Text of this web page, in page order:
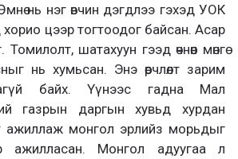
нь нэг өвчин дэгдлээ гэхэд УОК
цээр тогтоодог байсан. Асар
шатахуун гээд өчнөөн мөнгө
нь хумьсан. Энэ өөрчлөлт зарим
байх. Үүнээс гадна Мал
газрын даргын хувьд хурдан
ажиллаж монгол эрлийз морьдыг
ажилласан. Монгол адуугаа л